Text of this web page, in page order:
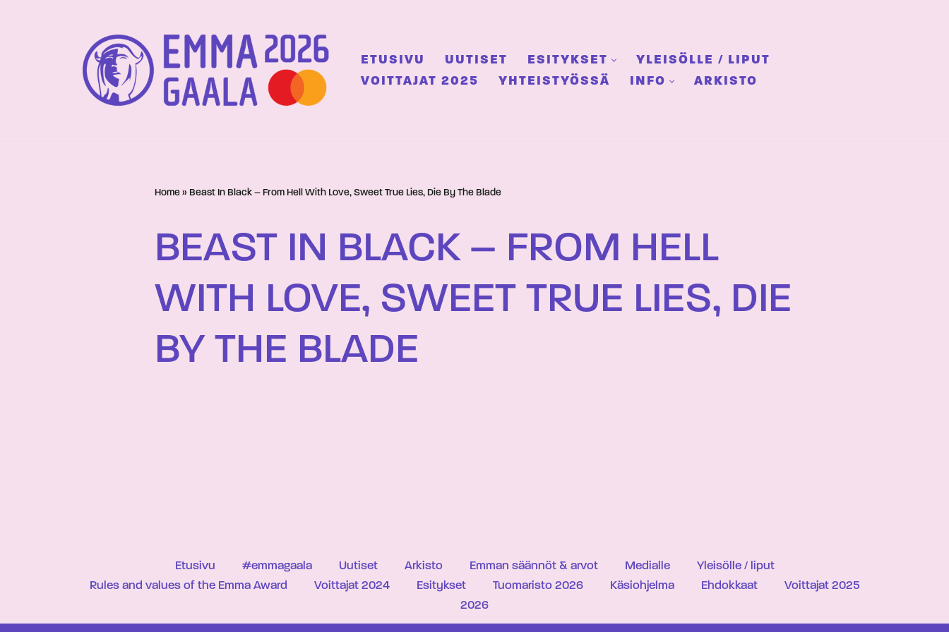
ETUSIVU UUTISET ESITYKSET
YLEISÖLLE / LIPUT
VOITTAJAT 2025
YHTEISTYÖSSÄ INFO ARKISTO
Home » Beast In Black – From Hell With Love, Sweet True Lies, Die By The Blade
BEAST IN BLACK – FROM HELL
WITH LOVE, SWEET TRUE LIES, DIE
BY THE BLADE
Etusivu #emmagaala Uutiset Arkisto Emman säännöt & arvot Medialle
Yleisölle / liput
Rules and values of the Emma Award
Voittajat 2024 Esitykset Tuomaristo 2026 Käsiohjelma Ehdokkaat
Voittajat 2025
2026